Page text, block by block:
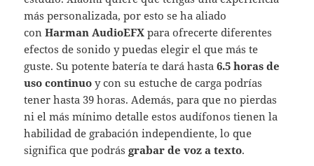
más personalizada, por esto se ha aliado
conHarman AudioEFX para ofrecerte diferentes
efectos de sonido y puedas elegir el que más te
guste. Su potente batería te dará hasta6.5 horas de
uso continuo y con su estuche de carga podrías
tener hasta 39 horas. Además, para que no pierdas
ni el más mínimo detalle estos audífonos tienen la
habilidad de grabación independiente, lo que
significa que podrásgrabar de voz a texto.